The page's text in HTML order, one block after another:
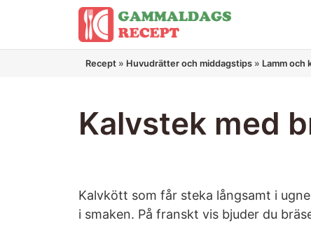
innehåll
Recept » Huvudrätter och middagstips » Lamm och
Kalvstek med
Kalvkött som får steka långsamt i
i smaken. På franskt vis bjuder du